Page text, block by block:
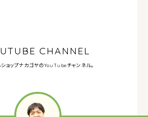
CHANNEL
ョップナカゴヤのYouTubeチャンネル。